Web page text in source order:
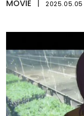
像
MOVIE 2025.05.05